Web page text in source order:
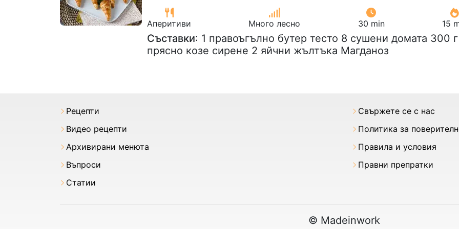
Аперитиви Много лесно 30 min 15
Съставки: 1 правоъгълно бутер тесто 8 сушени домата 300 г
прясно козе сирене 2 яйчни жълтъка Магданоз
Рецепти
Видео рецепти
Архивирани менюта
Въпроси
Статии
Свържете се с нас
Политика за
Правила и условия
Правни препратки
© Madeinwork